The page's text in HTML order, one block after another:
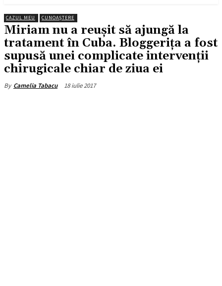
CAZUL MEU CUNOAȘTERE
Miriam nu a reușit să ajungă la
tratament în Cuba. Bloggerița a fost
supusă unei complicate intervenții
chirugicale chiar de ziua ei
By Camelia Tabacu 18 iulie 2017